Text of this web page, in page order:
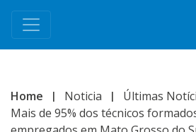
Home Noticia
Últimas
Mais de 95% dos técnicos